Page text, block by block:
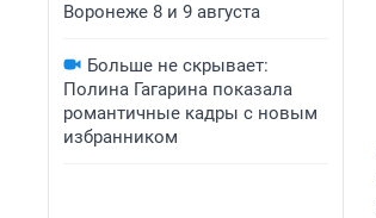
Воронеже 8 и 9 августа
Больше не скрывает:
Полина Гагарина показала
романтичные кадры с новым
избранником